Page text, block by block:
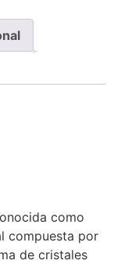
como
compuesta por
de cristales